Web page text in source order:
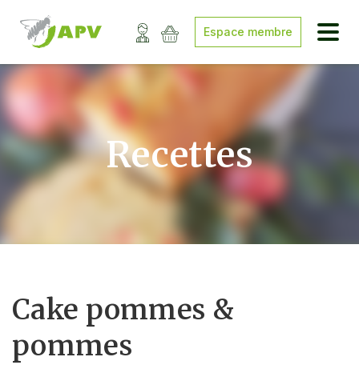
Espace membre
Recettes
Cake pommes &
pommes